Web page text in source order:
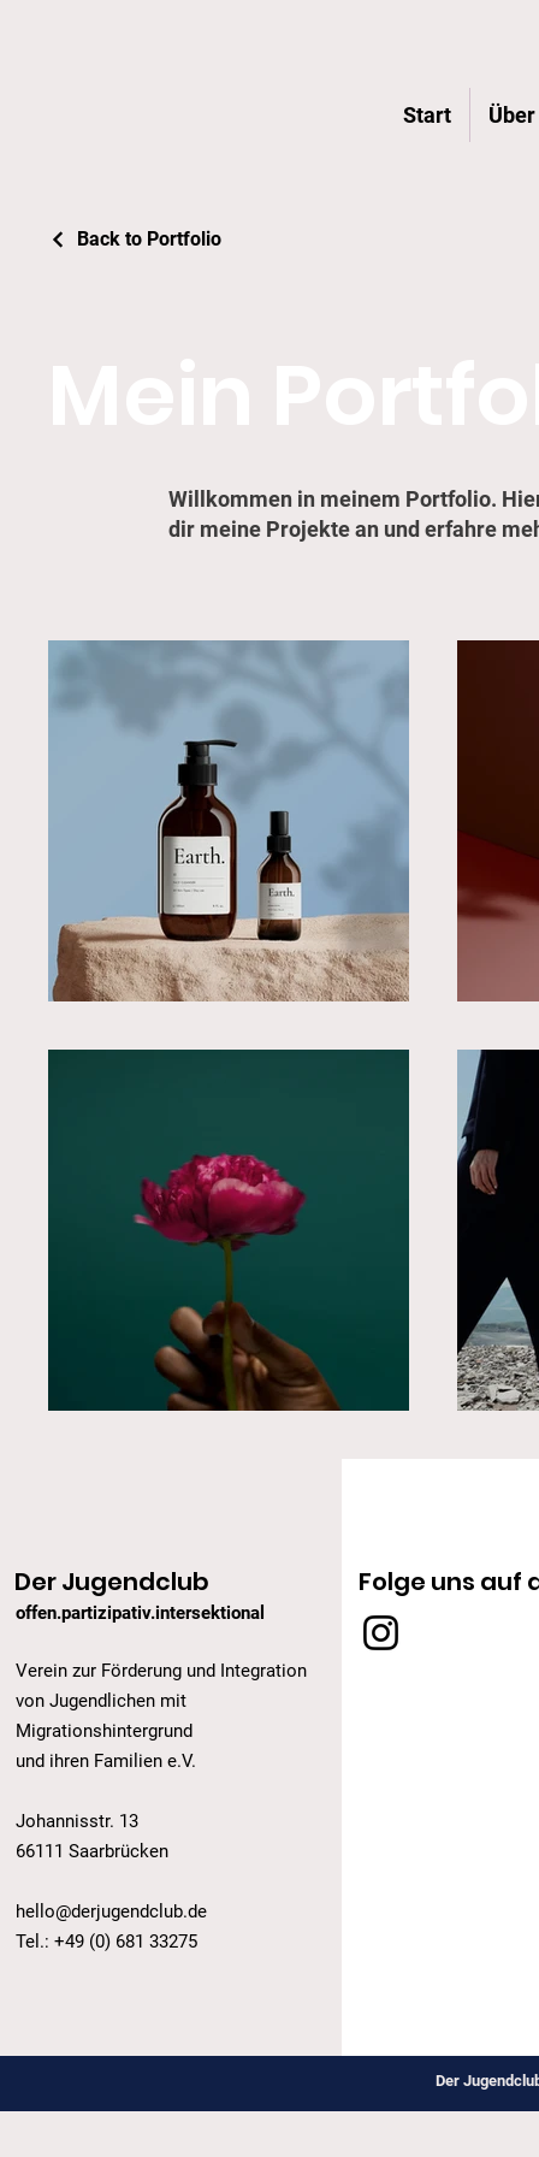
Start
Back to Portfolio
Willkommen in meinem Portfolio.
dir meine Projekte an und erfahre
Der Jugendclub
offen.partizipativ.intersektional
Verein zur Förderung und Integration
von Jugendlichen mit
Migrationshintergrund
und ihren Familien e.V.
Johannisstr. 13
66111 Saarbrücken
hello@derjugendclub.de
Tel.: +49 (0) 681 33275
Folge uns auf
Der